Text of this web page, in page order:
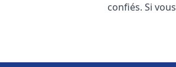
confiés. Si vous